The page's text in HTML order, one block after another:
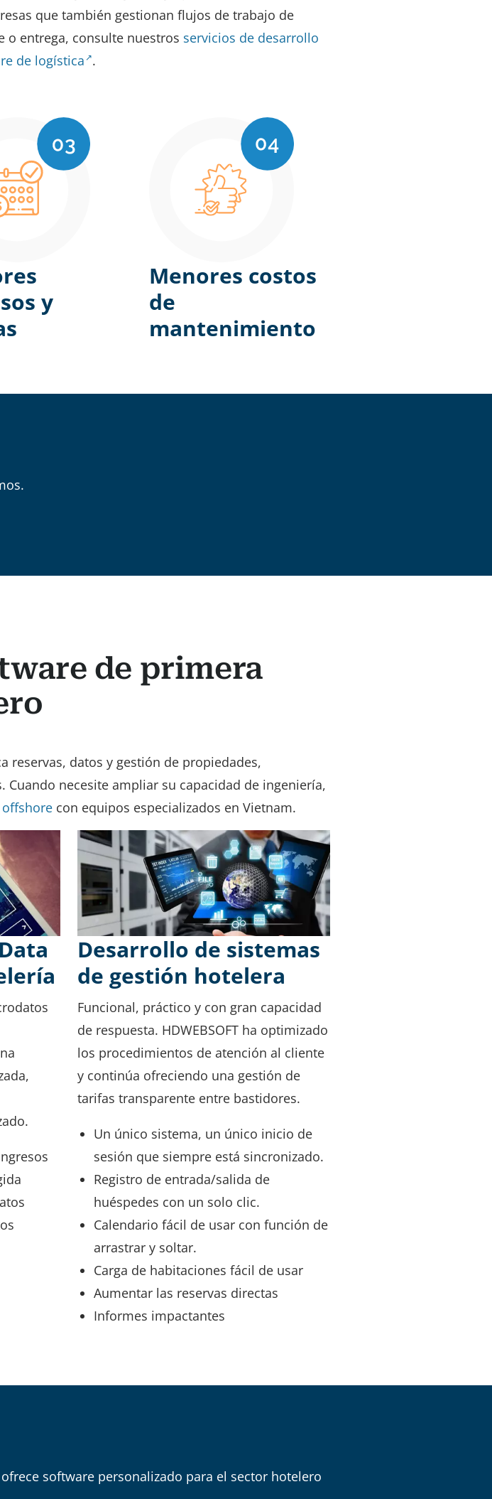
que también gestionan flujos de trabajo de
o entrega, consulte nuestros servicios de desarrollo
de logística .
y
Menores costos
de
mantenimiento
de primera
reservas, datos y gestión de propiedades,
necesite ampliar su capacidad de ingeniería,
offshore con equipos especializados en Vietnam.
Desarrollo de sistemas
de gestión hotelera
Funcional, práctico y con gran capacidad
de respuesta. HDWEBSOFT ha optimizado
los procedimientos de atención al cliente
y continúa ofreciendo una gestión de
tarifas transparente entre bastidores.
Un único sistema, un único inicio de
sesión que siempre está sincronizado.
Registro de entrada/salida de
huéspedes con un solo clic.
Calendario fácil de usar con función de
arrastrar y soltar.
Carga de habitaciones fácil de usar
Aumentar las reservas directas
Informes impactantes
software personalizado para el sector hotelero